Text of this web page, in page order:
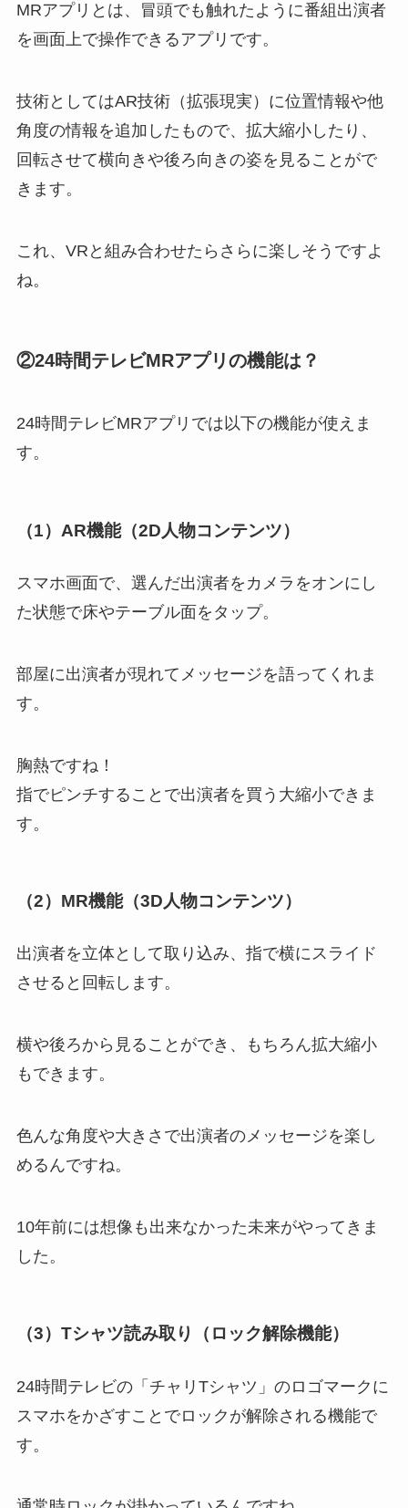
MRアプリとは、冒頭でも触れたように番組出演者
を画面上で操作できるアプリです。
技術としてはAR技術（拡張現実）に位置情報や他
角度の情報を追加したもので、拡大縮小したり、
回転させて横向きや後ろ向きの姿を見ることがで
きます。
これ、VRと組み合わせたらさらに楽しそうですよ
ね。
②24時間テレビMRアプリの機能は？
24時間テレビMRアプリでは以下の機能が使えま
す。
（1）AR機能（2D人物コンテンツ）
スマホ画面で、選んだ出演者をカメラをオンにし
た状態で床やテーブル面をタップ。
部屋に出演者が現れてメッセージを語ってくれま
す。
胸熱ですね！
指でピンチすることで出演者を買う大縮小できま
す。
（2）MR機能（3D人物コンテンツ）
出演者を立体として取り込み、指で横にスライド
させると回転します。
横や後ろから見ることができ、もちろん拡大縮小
もできます。
色んな角度や大きさで出演者のメッセージを楽し
めるんですね。
10年前には想像も出来なかった未来がやってきま
した。
（3）Tシャツ読み取り（ロック解除機能）
24時間テレビの「チャリTシャツ」のロゴマークに
スマホをかざすことでロックが解除される機能で
す。